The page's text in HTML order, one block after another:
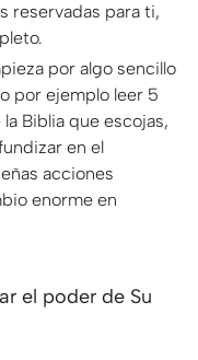
reservadas para ti,
por algo sencillo
por ejemplo leer 5
Biblia que escojas,
en el
acciones
enorme en
el poder de Su